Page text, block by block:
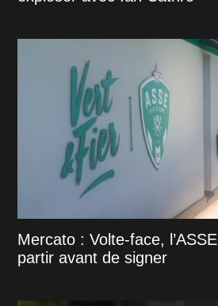
Mercato : Volte-face,
partir avant de signer